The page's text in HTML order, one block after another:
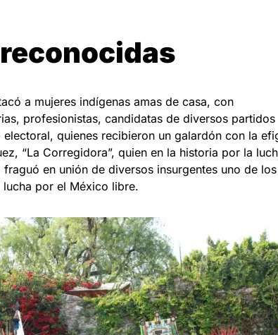
a mujeres indígenas amas de casa, con
profesionistas, candidatas de diversos partidos
quienes recibieron un galardón con la
“La Corregidora”, quien en la historia por la
en unión de diversos insurgentes uno de los
por el México libre.